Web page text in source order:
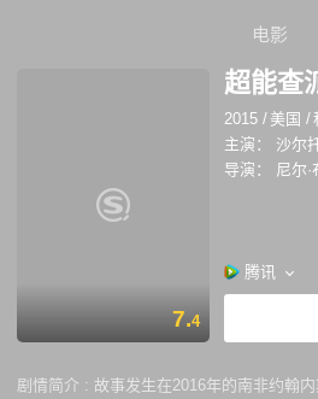
电影
7.4
超能查
2015 / 美国 /
主演：
沙尔
导演：
尼尔
腾讯
剧情简介 : 故事发生在2016年的南非约翰